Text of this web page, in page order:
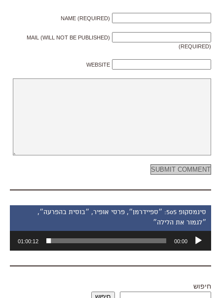
NAME (REQUIRED)
MAIL (WILL NOT BE PUBLISHED)
(REQUIRED)
WEBSITE
סינמסקופ 505: ״ספיידרמן״, פרסי אופיר, ״בוסית בהפרעה״,
״לגמור את הלילה״
אודיו
00:00
01:00:12
חיפוש